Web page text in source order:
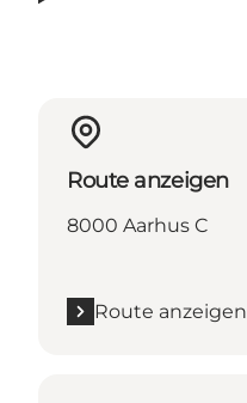
Route anzeigen
8000 Aarhus C
Route anzeigen